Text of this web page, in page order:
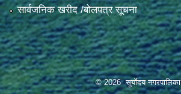
सार्वजनिक खरीद /बोलपत्र सूचना
© 2026 सूर्याेदय नगरपालिका